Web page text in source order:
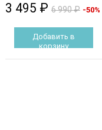
3 495 ₽ 6 990 ₽ -50%
Добавить в
корзину